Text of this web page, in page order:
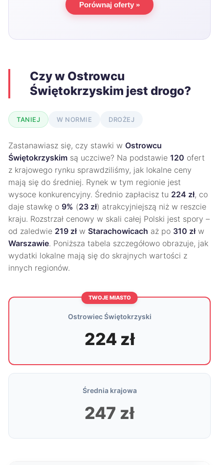
Porównaj oferty »
Czy w Ostrowcu
Świętokrzyskim jest drogo?
TANIEJ W NORMIE DROŻEJ
Zastanawiasz się, czy stawki w Ostrowcu
Świętokrzyskim są uczciwe? Na podstawie 120 ofert
z krajowego rynku sprawdziliśmy, jak lokalne ceny
mają się do średniej. Rynek w tym regionie jest
wysoce konkurencyjny. Średnio zapłacisz tu 224 zł, co
daje stawkę o 9% (23 zł) atrakcyjniejszą niż w reszcie
kraju. Rozstrzał cenowy w skali całej Polski jest spory –
od zaledwie 219 złw Starachowicach aż po 310 złw
Warszawie. Poniższa tabela szczegółowo obrazuje, jak
wydatki lokalne mają się do skrajnych wartości z
innych regionów.
TWOJE MIASTO
Ostrowiec Świętokrzyski
224 zł
Średnia krajowa
247 zł